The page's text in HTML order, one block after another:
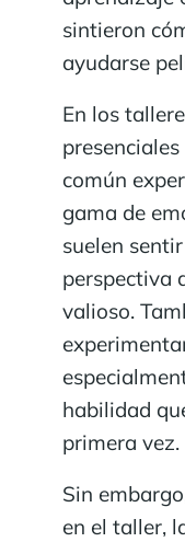
sintieron
ayudarse
En los
común
gama de
suelen
perspectiva
valioso.
habilidad
primera vez.
Sin
en el taller,